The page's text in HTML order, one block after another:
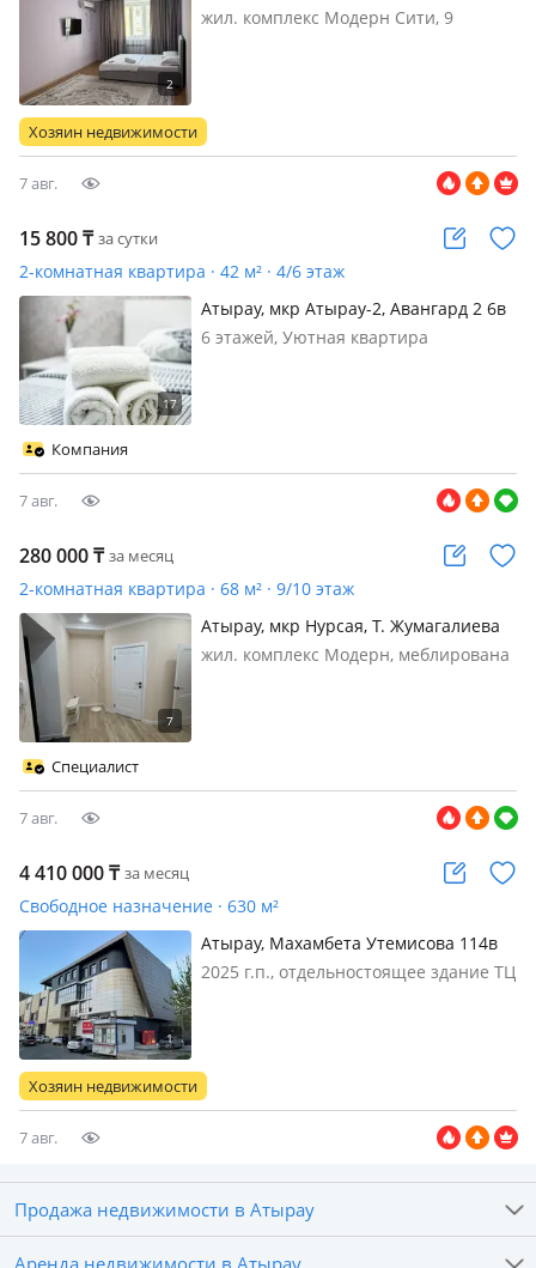
Жумагалиев 15
жил. комплекс Модерн Сити, 9
почасавой. В квартире есть все для
вашего удобства. В шаговой
Хозяин недвижимости
7 авг.
15 800₸ за сутки
2-комнатная квартира · 42 м² · 4/6 этаж
Атырау, мкр Атырау-2, Авангард 2 6в
6 этажей, Уютная квартира
города. Это отличное место для тех,
Компания
7 авг.
280 000₸ за месяц
2-комнатная квартира · 68 м² · 9/10 этаж
Атырау, мкр Нурсая, Т. Жумагалиева
10
жил. комплекс Модерн, меблирована
ЖК, садики, школы, аптека, магази…
Специалист
7 авг.
4 410 000₸ за месяц
Свободное назначение · 630 м²
Атырау, Махамбета Утемисова 114в
2025 г.п., отдельностоящее здание ТЦ
потолки 3.8м
Хозяин недвижимости
7 авг.
Продажа недвижимости в Атырау
Аренда недвижимости в Атырау